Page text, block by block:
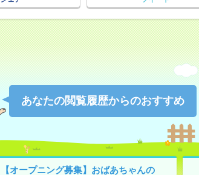
あなたの閲覧履歴からのおすすめ
【オープニング募集】おばあちゃんの